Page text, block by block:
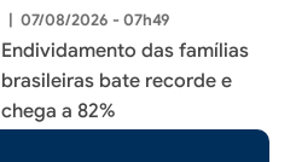
| 07/08/2026 - 07h49
Endividamento das famílias
brasileiras bate recorde e
chega a 82%